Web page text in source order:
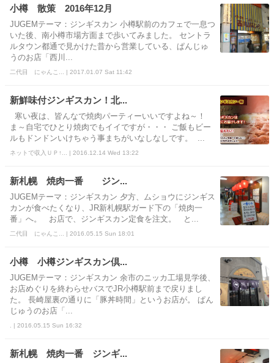
小樽 散策 2016年12月
JUGEMテーマ：ジンギスカン 小樽駅前のカフェで一息つ
いた後、南小樽市場方面まで歩いてみました。 セントラ
ルタウン都通で見かけた昔から営業している、ぱんじゅ
うのお店「西川...
二代目 にゃんこ... | 2017.01.07 Sat 11:42
新鮮味付ジンギスカン！北...
寒い夜は、皆んなで焼肉パーティーいいですよね～！
ま～自宅でひとり焼肉でもイイですが・・・ ご飯もビー
ルもドンドンいけちゃう事まちがいなしなしです。 ...
ネットで収入ＵＰ↑... | 2016.12.14 Wed 13:22
新札幌 焼肉一番 ジン...
JUGEMテーマ：ジンギスカン 夕方、ムショウにジンギス
カンが食べたくなり、JR新札幌駅ガード下の「焼肉一
番」へ。 お店で、ジンギスカン定食を注文。 と...
二代目 にゃんこ... | 2016.05.15 Sun 18:01
小樽 小樽ジンギスカン倶...
JUGEMテーマ：ジンギスカン 余市のニッカ工場見学後、
お店めぐりを終わらせバスでJR小樽駅前まで戻りまし
た。 長崎屋裏の通りに「豚丼時間」というお店が。 ぱん
じゅうのお店「...
. | 2016.05.15 Sun 16:32
新札幌 焼肉一番 ジンギ...